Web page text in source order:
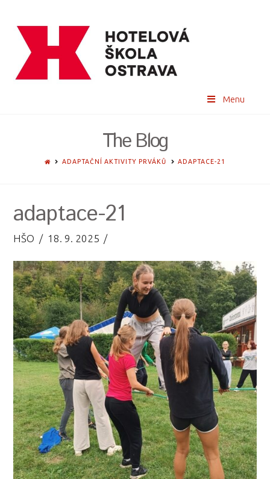
Menu
The Blog
HOMEADAPTAČNÍ AKTIVITY PRVÁKŮ ADAPTACE-21
adaptace-21
HŠO 18. 9. 2025